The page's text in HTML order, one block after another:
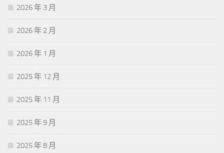
2026 年 3 月
2026 年 2 月
2026 年 1 月
2025 年 12 月
2025 年 11 月
2025 年 9 月
2025 年 8 月